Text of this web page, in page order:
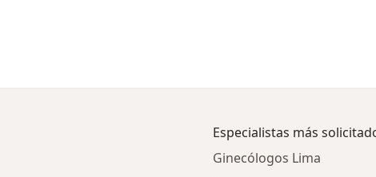
Especialistas más
Ginecólogos Lima